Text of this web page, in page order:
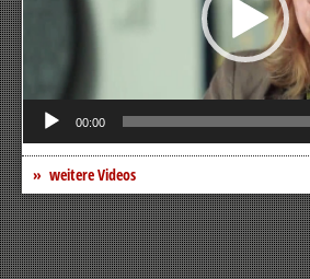
00:00
weitere Videos